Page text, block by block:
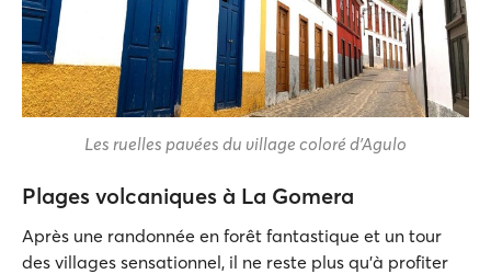
Les ruelles pavées du village coloré d'Agulo
Plages volcaniques à La Gomera
Après une randonnée en forêt fantastique et un tour
des villages sensationnel, il ne reste plus qu’à profiter